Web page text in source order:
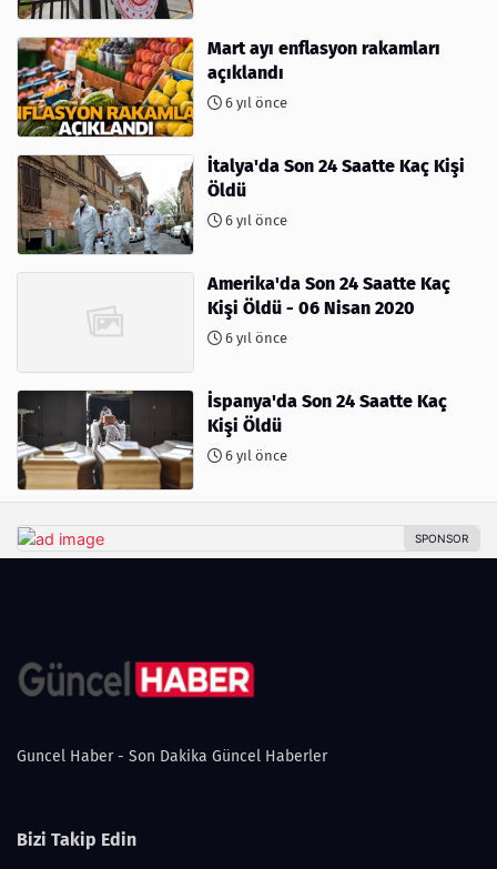
Mart ayı enflasyon rakamları
açıklandı
6 yıl önce
İtalya'da Son 24 Saatte Kaç Kişi
Öldü
6 yıl önce
Amerika'da Son 24 Saatte Kaç
Kişi Öldü - 06 Nisan 2020
6 yıl önce
İspanya'da Son 24 Saatte Kaç
Kişi Öldü
6 yıl önce
Guncel Haber - Son Dakika Güncel Haberler
Bizi Takip Edin